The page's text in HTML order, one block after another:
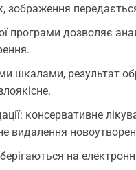
зображення
програми дозволяє
шкалами, результат
консервативне
видалення
на